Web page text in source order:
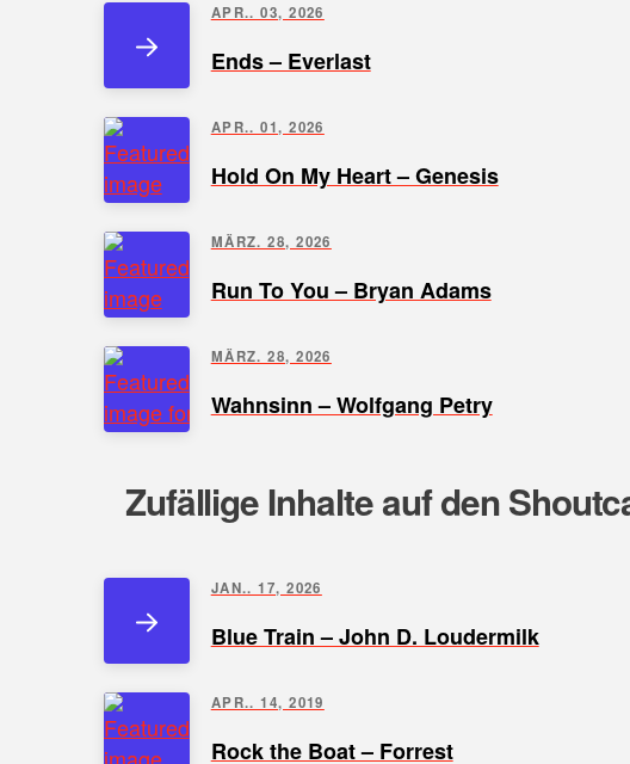
APR.. 03, 2026
Ends – Everlast
APR.. 01, 2026
Hold On My Heart – Genesis
MÄRZ. 28, 2026
Run To You – Bryan Adams
MÄRZ. 28, 2026
Wahnsinn – Wolfgang Petry
Zufällige Inhalte auf den
JAN.. 17, 2026
Blue Train – John D. Loudermilk
APR.. 14, 2019
Rock the Boat – Forrest